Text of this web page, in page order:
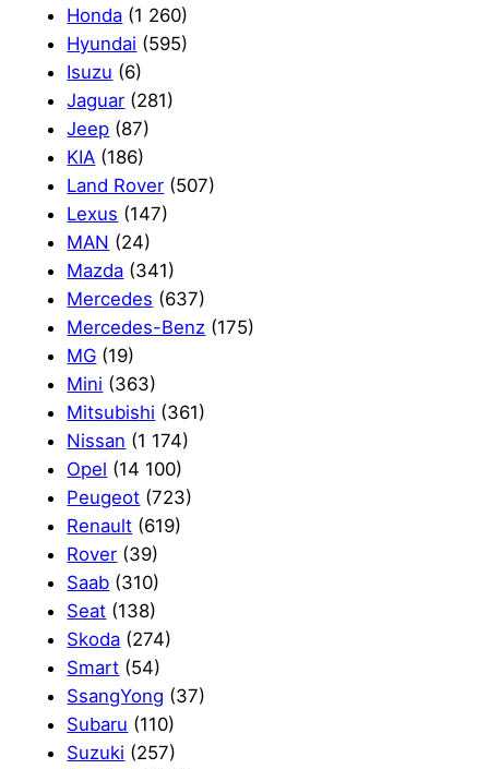
Honda (1 260)
Hyundai (595)
Isuzu (6)
Jaguar (281)
Jeep (87)
KIA (186)
Land Rover (507)
Lexus (147)
MAN (24)
Mazda (341)
Mercedes (637)
Mercedes-Benz (175)
MG (19)
Mini (363)
Mitsubishi (361)
Nissan (1 174)
Opel (14 100)
Peugeot (723)
Renault (619)
Rover (39)
Saab (310)
Seat (138)
Skoda (274)
Smart (54)
SsangYong (37)
Subaru (110)
Suzuki (257)